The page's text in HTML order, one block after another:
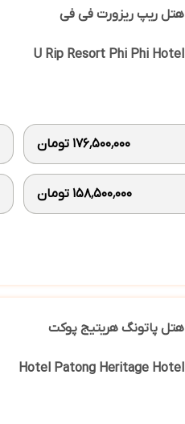
هتل ریپ ریزورت فی فی
U Rip Resort Phi Phi Hotel
۱۷۶٬۵۰۰٬۰۰۰ تومان
۱۵۸٬۵۰۰٬۰۰۰ تومان
هتل پاتونگ هریتیج پوکت
Hotel Patong Heritage Hotel